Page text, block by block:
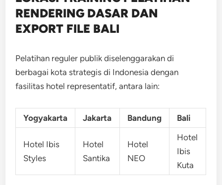
RENDERING DASAR DAN
EXPORT FILE BALI
Pelatihan reguler publik diselenggarakan di
berbagai kota strategis di Indonesia dengan
fasilitas hotel representatif, antara lain:
Yogyakarta Jakarta Bandung Bali
Hotel Ibis
Styles
Hotel
Santika
Hotel
NEO
Hotel
Ibis
Kuta